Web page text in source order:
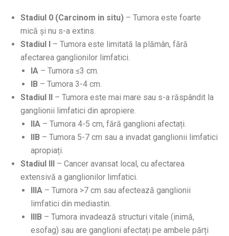
Stadiul 0 (Carcinom in situ) – Tumora este foarte
mică și nu s-a extins.
Stadiul I
– Tumora este limitată la plămân, fără
afectarea ganglionilor limfatici.
IA – Tumora ≤3 cm.
IB – Tumora 3-4 cm.
Stadiul II
– Tumora este mai mare sau s-a răspândit la
ganglionii limfatici din apropiere.
IIA – Tumora 4-5 cm, fără ganglioni afectați.
IIB – Tumora 5-7 cm sau a invadat ganglionii limfatici
apropiați.
Stadiul III
– Cancer avansat local, cu afectarea
extensivă a ganglionilor limfatici.
IIIA – Tumora >7 cm sau afectează ganglionii
limfatici din mediastin.
IIIB – Tumora invadează structuri vitale (inimă,
esofag) sau are ganglioni afectați pe ambele părți